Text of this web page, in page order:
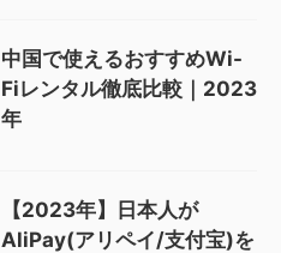
中国で使えるおすすめWi-
Fiレンタル徹底比較｜2023
年
【2023年】日本人が
AliPay(アリペイ/支付宝)を